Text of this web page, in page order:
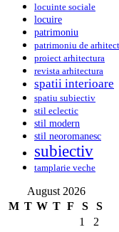
locuinte sociale
locuire
patrimoniu
patrimoniu de
proiect arhitectura
revista arhitectura
spatii interioare
spatiu subiectiv
stil eclectic
stil modern
stil neoromanesc
subiectiv
tamplarie veche
August 2026
M T W T F S
S
1
2